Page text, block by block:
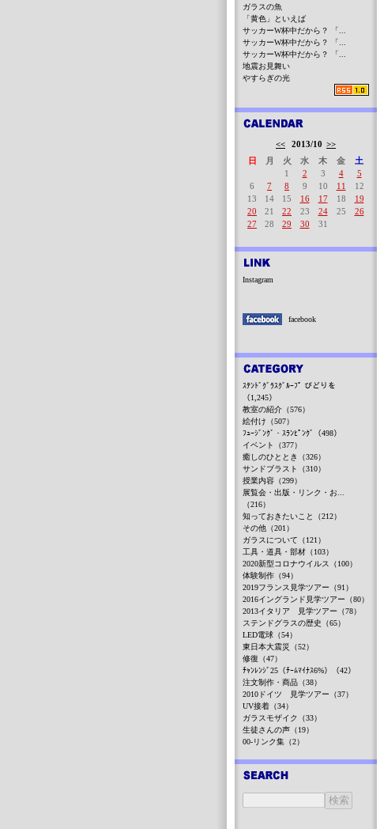
ガラスの魚
「黄色」といえば
サッカーW杯中だから？ 「...
サッカーW杯中だから？ 「...
サッカーW杯中だから？ 「...
地震お見舞い
やすらぎの光
<< 2013/10 >>
日
月 火 水 木 金
土
1
2 3 4
5
6
7 8 9 10 11
12
13
14 15 16 17 18
19
20
21 22 23 24 25
26
27
28 29 30 31
Instagram
facebook
ｽﾃﾝﾄﾞｸﾞﾗｽｸﾞﾙｰﾌﾟ びどりを
（1,245）
教室の紹介（576）
絵付け（507）
ﾌｭｰｼﾞﾝｸﾞ・ｽﾗﾝﾋﾟﾝｸﾞ（498）
イベント（377）
癒しのひととき（326）
サンドブラスト（310）
授業内容（299）
展覧会・出版・リンク・お...
（216）
知っておきたいこと（212）
その他（201）
ガラスについて（121）
工具・道具・部材（103）
2020新型コロナウイルス（100）
体験制作（94）
2019フランス見学ツアー（91）
2016イングランド見学ツアー（80）
2013イタリア 見学ツアー（78）
ステンドグラスの歴史（65）
LED電球（54）
東日本大震災（52）
修復（47）
ﾁｬﾝﾚﾝｼﾞ25（ﾁｰﾑﾏｲﾅｽ6%）（42）
注文制作・商品（38）
2010ドイツ 見学ツアー（37）
UV接着（34）
ガラスモザイク（33）
生徒さんの声（19）
00-リンク集（2）